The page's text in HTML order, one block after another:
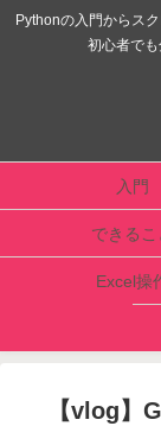
Pythonの入門からス
初心者で
入門
できるこ
Excel操
【vlog】